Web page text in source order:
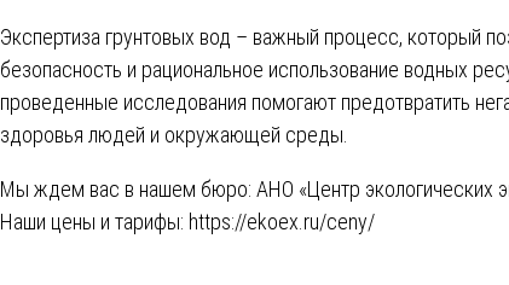
Экспертиза грунтовых вод – важный процесс, который
безопасность и рациональное использование водных
проведенные исследования помогают предотвратить
здоровья людей и окружающей среды.
Мы ждем вас в нашем бюро: АНО «Центр экологических
Наши цены и тарифы: https://ekoex.ru/ceny/